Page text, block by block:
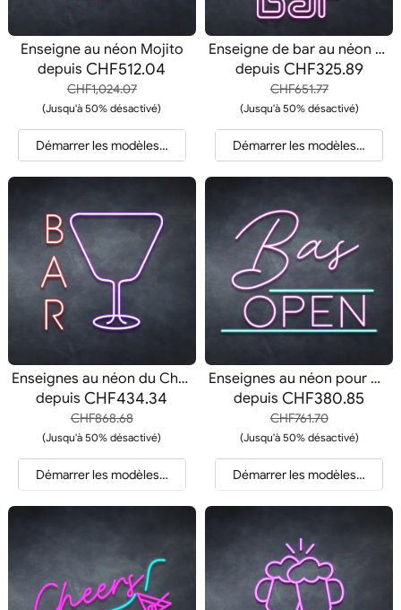
Enseigne au néon Mojito
depuisCHF512.04
CHF1,024.07
(Jusqu'à 50% désactivé)
Démarrer les modèles et les devis
Enseigne de bar au néon personnalisée
depuis CHF325.89
CHF651.77
(Jusqu'à 50% désactivé)
Démarrer les modèles et les
Enseignes au néon du Cheers Bar
depuisCHF434.34
CHF868.68
(Jusqu'à 50% désactivé)
Démarrer les modèles et les devis
Enseignes au néon pour bar ouvert
depuisCHF380.85
CHF761.70
(Jusqu'à 50% désactivé)
Démarrer les modèles et les